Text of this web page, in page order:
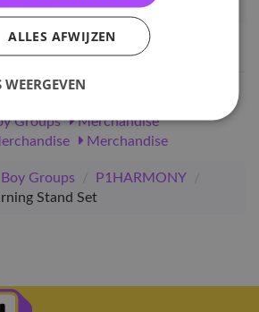
128727
8809895355026
Groups
Merchandise
Merchandise
Boy Groups / P1HARMONY
/
Stand Set
ALLES AFWIJZEN
WEERGEVEN